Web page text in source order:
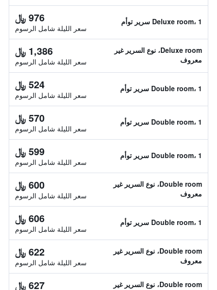
Deluxe room، 1 سرير توأم 976 ﷼
سعر الليلة شامل الرسوم
Deluxe room، نوع السرير غير
معروف
1,386 ﷼
سعر الليلة شامل الرسوم
Double room، 1 سرير توأم 524 ﷼
سعر الليلة شامل الرسوم
Double room، 1 سرير توأم 570 ﷼
سعر الليلة شامل الرسوم
Double room، 1 سرير توأم 599 ﷼
سعر الليلة شامل الرسوم
Double room، نوع السرير غير
معروف
600 ﷼
سعر الليلة شامل الرسوم
Double room، 1 سرير توأم 606 ﷼
سعر الليلة شامل الرسوم
Double room، نوع السرير غير
معروف
622 ﷼
سعر الليلة شامل الرسوم
Double room، نوع السرير غير
627 ﷼